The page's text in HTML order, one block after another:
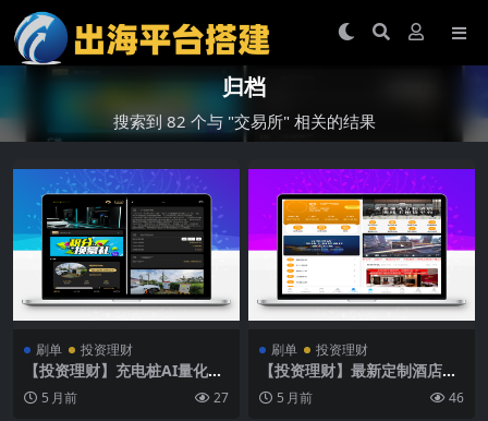
归档
搜索到 82 个与 "交易所" 相关的结果
刷单 投资理财
【投资理财】充电桩AI量化投
资理财源码/前端uniapp纯源
码+后端PHP
5 月前 27
刷单 投资理财
【投资理财】最新定制酒店源
码理财投资酒店投资
5 月前 46